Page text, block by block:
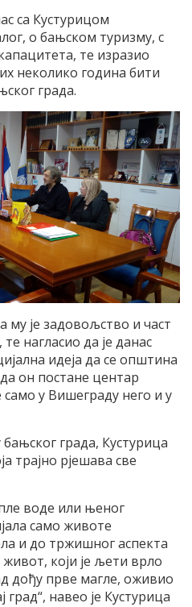
са Кустурицом
о бањском туризму, с
те изразио
неколико година бити
града.
му је задовољство и част
нагласио да је данас
идеја да се општина
он постане центар
у Вишеграду него и у
града, Кустурица
трајно рјешава све
воде или њеног
само животе
и до тржишног аспекта
који је љети врло
дођу прве магле, оживио
навео је Кустурица